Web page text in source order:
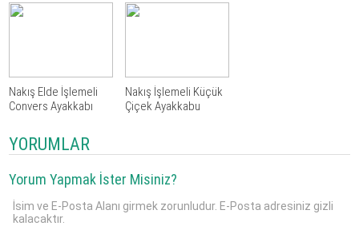
Nakış Elde İşlemeli
Convers Ayakkabı
Nakış İşlemeli Küçük
Çiçek Ayakkabu
YORUMLAR
Yorum Yapmak İster Misiniz?
İsim ve E-Posta Alanı girmek zorunludur. E-Posta adresiniz gizli
kalacaktır.